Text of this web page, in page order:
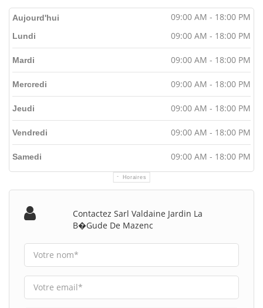
Aujourd'hui 09:00 AM - 18:00 PM
Horaires
Lundi 09:00 AM - 18:00 PM
Mardi 09:00 AM - 18:00 PM
Mercredi 09:00 AM - 18:00 PM
Jeudi 09:00 AM - 18:00 PM
Vendredi 09:00 AM - 18:00 PM
Samedi 09:00 AM - 18:00 PM
Contactez Sarl Valdaine Jardin La
B�gude De Mazenc